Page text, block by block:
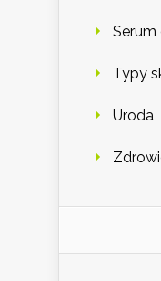
Typy
Uroda